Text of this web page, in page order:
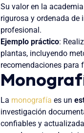
Su valor en la
rigurosa y ordenada de
profesional.
Ejemplo práctico:
plantas, incluyendo
recomendaciones para
La monografía es un
investigación
confiables y